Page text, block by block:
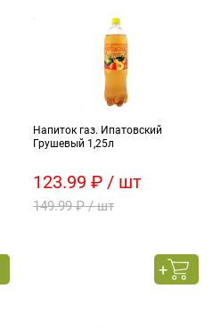
Напиток газ. Ипатовский
Грушевый 1,25л
123.99 ₽ / шт
149.99 ₽ / шт